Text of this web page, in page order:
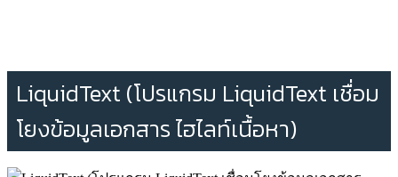
LiquidText (โปรแกรม LiquidText เชื่อม
โยงข้อมูลเอกสาร ไฮไลท์เนื้อหา)